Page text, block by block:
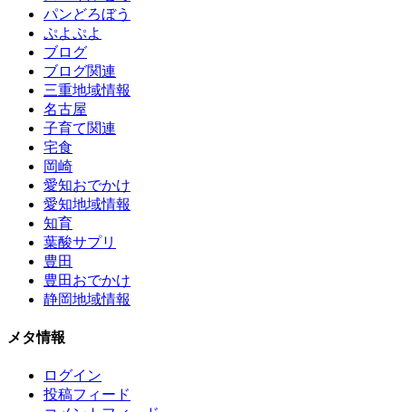
パンどろぼう
ぷよぷよ
ブログ
ブログ関連
三重地域情報
名古屋
子育て関連
宅食
岡崎
愛知おでかけ
愛知地域情報
知育
葉酸サプリ
豊田
豊田おでかけ
静岡地域情報
メタ情報
ログイン
投稿フィード